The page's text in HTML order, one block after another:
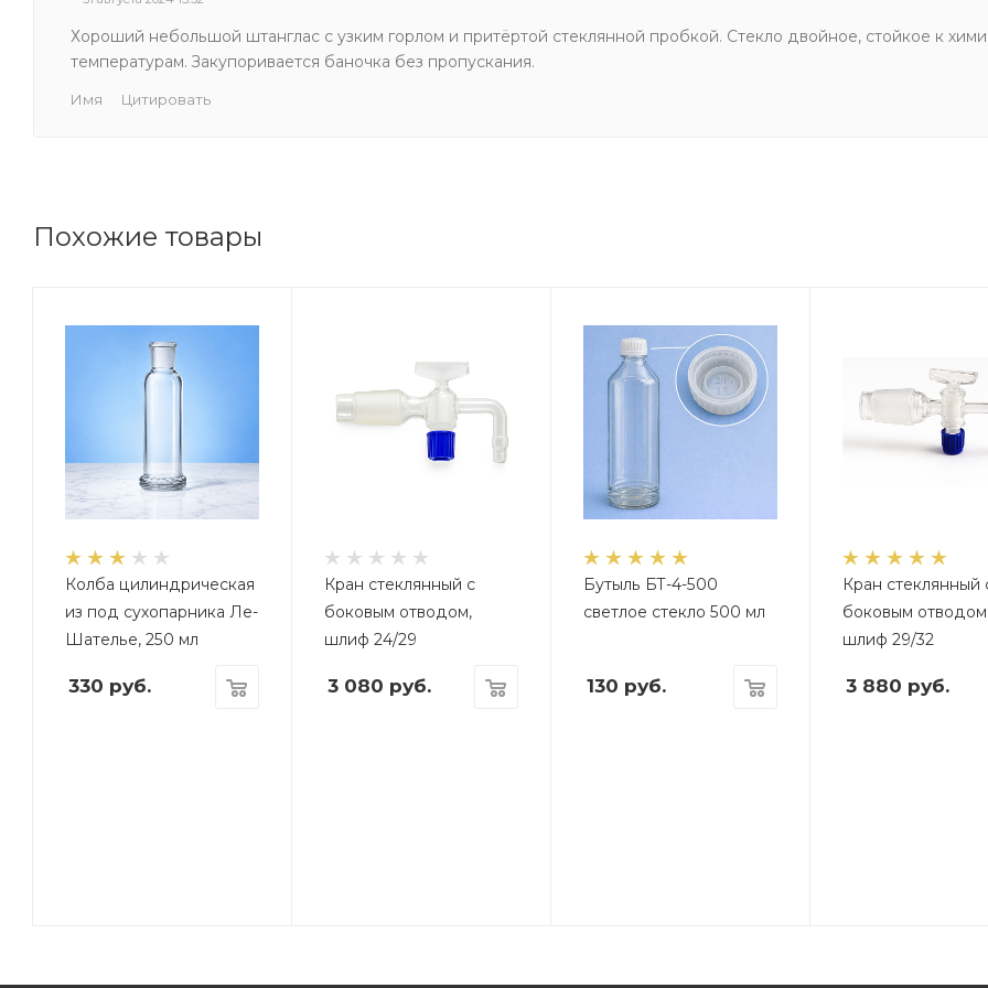
Хороший небольшой штанглас с узким горлом и притёртой стеклянной пробкой. Стекло двойное, стойкое к
температурам. Закупоривается баночка без пропускания.
Имя Цитировать
Похожие товары
Колба цилиндрическая
из под сухопарника Ле-
Шателье, 250 мл
330 руб.
Кран стеклянный с
боковым отводом,
шлиф 24/29
3 080 руб.
Бутыль БТ-4-500
светлое стекло 500 мл
130 руб.
Кран стеклянный
боковым
шлиф 29/32
3 880 руб.